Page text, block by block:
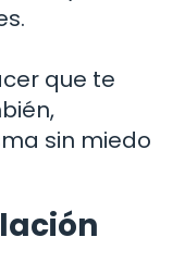
que te
sin miedo